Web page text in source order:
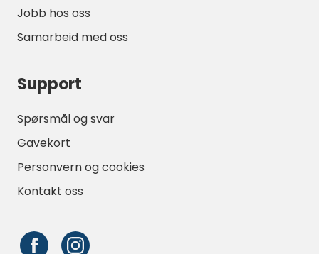
Jobb hos oss
Samarbeid med oss
Support
Spørsmål og svar
Gavekort
Personvern og cookies
Kontakt oss